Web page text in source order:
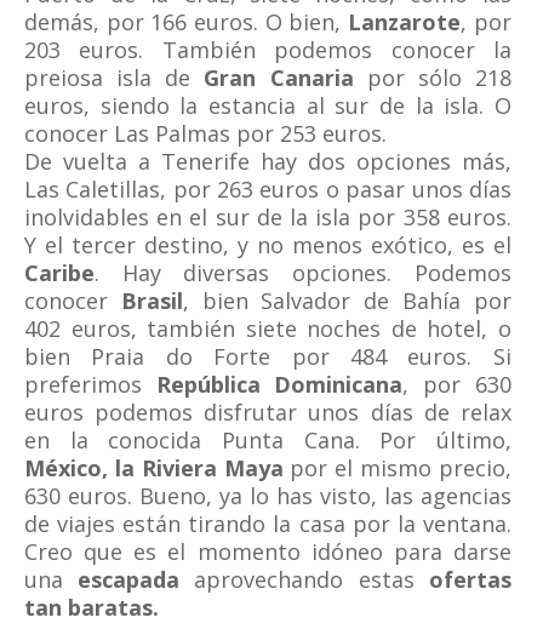
demás, por 166 euros. O bien, Lanzarote, por
203 euros. También podemos conocer la
preiosa isla de Gran Canaria por sólo 218
euros, siendo la estancia al sur de la isla. O
conocer Las Palmas por 253 euros.
De vuelta a Tenerife hay dos opciones más,
Las Caletillas, por 263 euros o pasar unos días
inolvidables en el sur de la isla por 358 euros.
Y el tercer destino, y no menos exótico, es el
Caribe. Hay diversas opciones. Podemos
conocer Brasil, bien Salvador de Bahía por
402 euros, también siete noches de hotel, o
bien Praia do Forte por 484 euros. Si
preferimos República Dominicana, por 630
euros podemos disfrutar unos días de relax
en la conocida Punta Cana. Por último,
México, la Riviera Maya por el mismo precio,
630 euros. Bueno, ya lo has visto, las agencias
de viajes están tirando la casa por la ventana.
Creo que es el momento idóneo para darse
una escapada aprovechando estas ofertas
tan baratas.